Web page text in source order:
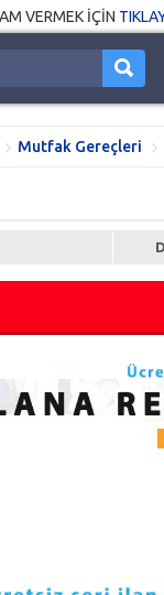
VERMEK İÇİN
Mutfak Gereçleri